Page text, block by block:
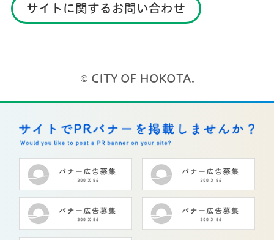
サイトに関するお問い合わせ
© CITY OF HOKOTA.